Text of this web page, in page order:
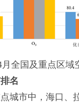
全国及重点区域
名
市中，海口、